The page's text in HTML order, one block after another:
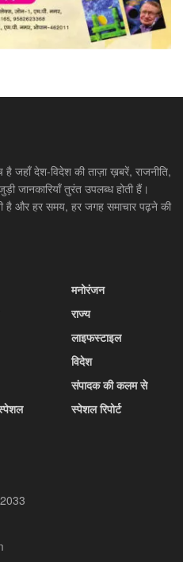
देश-विदेश की ताज़ा ख़बरें, राजनीति,
जानकारियाँ तुरंत उपलब्ध होती हैं।
है और हर समय, हर जगह समाचार पढ़ने की
मनोरंजन
राज्य
लाइफस्टाइल
विदेश
संपादक की कलम से
स्पेशल रिपोर्ट